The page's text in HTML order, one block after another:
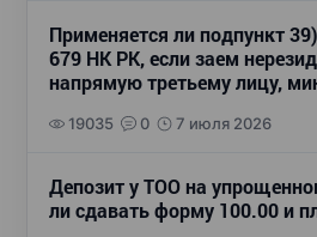
Применяется ли подпункт
679 НК РК, если заем
напрямую третьему лицу,
19035 0 7 июля 2026
Депозит у ТОО на
ли сдавать форму 100.00 и